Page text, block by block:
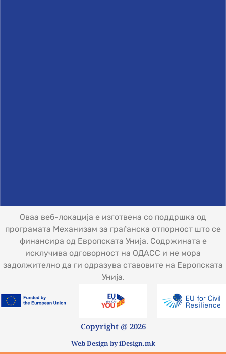
Оваа веб-локација е изготвена со поддршка од
програмата Механизам за граѓанска отпорност што се
финансира од Европската Унија. Содржината е
исклучива одговорност на ОДАСС и не мора
задолжително да ги одразува ставовите на Европската
Унија.
Copyright @ 2026
Web Design by iDesign.mk